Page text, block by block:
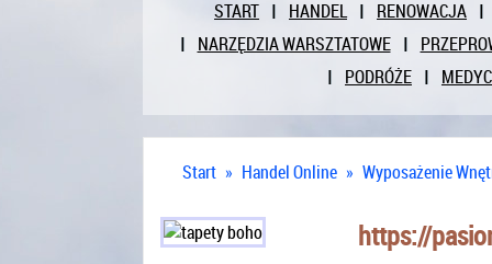
START HANDEL
RENOWACJA
NARZĘDZIA WARSZTATOWE
PODRÓŻE
Start » Handel Online » Wyposażenie
https://